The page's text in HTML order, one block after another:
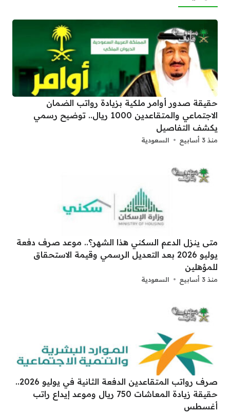
حقيقة صدور أوامر ملكية بزيادة رواتب الضمان
الاجتماعي والمتقاعدين 1000 ريال.. توضيح رسمي
يكشف التفاصيل
منذ 3 أسابيع السعودية
متى ينزل الدعم السكني هذا الشهر؟.. موعد صرف دفعة
يوليو 2026 بعد التعديل الرسمي وقيمة الاستحقاق
للمؤهلين
منذ 3 أسابيع السعودية
صرف رواتب المتقاعدين الدفعة الثانية في يوليو 2026..
حقيقة زيادة المعاشات 750 ريال وموعد إيداع راتب
أغسطس